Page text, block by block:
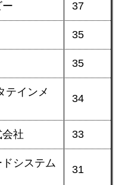
37
35
35
テインメ
34
社 33
システム
31